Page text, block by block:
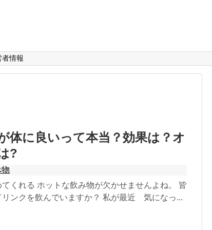
者情報
体に良いって本当？効果は？オ
?
くれる ホットな飲み物が欠かせませんよね。 皆
リンクを飲んでいますか？ 私が最近 気になっ...